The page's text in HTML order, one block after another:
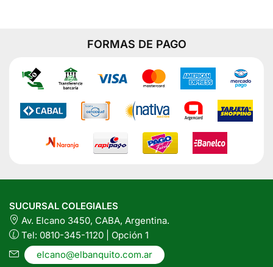
Las
se
pueden
elegir
la
página
producto
FORMAS DE PAGO
SUCURSAL COLEGIALES
Av. Elcano 3450, CABA, Argentina.
Tel: 0810-345-1120 | Opción 1
elcano@elbanquito.com.ar